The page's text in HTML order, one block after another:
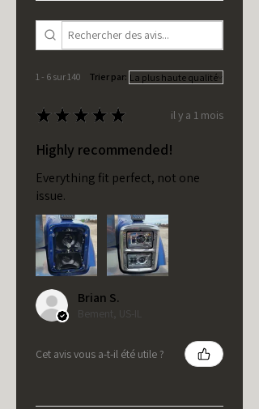
1 - 6 sur 140 Trier par:
★ ★ ★ ★ ★ il y a 1 mois
Highly recommended!
Everything fit perfect, not one
issue.
Brian S.
Bement, US-IL
Cet avis vous a-t-il été utile ?